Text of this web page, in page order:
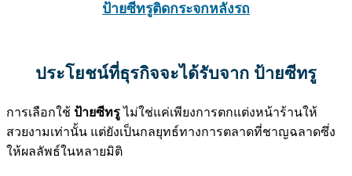
ป้ายซีทรูติดกระจกหลังรถ
ประโยชน์ที่ธุรกิจจะได้รับจาก ป้ายซีทรู
การเลือกใช้ ป้ายซีทรูไม่ใช่แค่เพียงการตกแต่งหน้าร้านให้
สวยงามเท่านั้น แต่ยังเป็นกลยุทธ์ทางการตลาดที่ชาญฉลาดซึ่ง
ให้ผลลัพธ์ในหลายมิติ